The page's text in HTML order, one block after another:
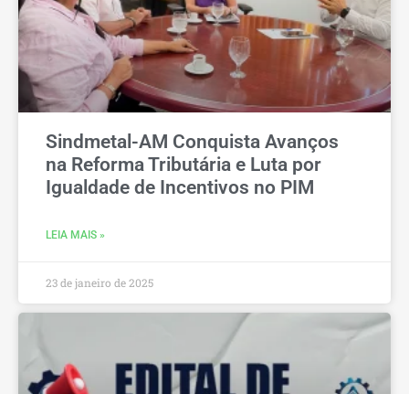
Sindmetal-AM Conquista Avanços
na Reforma Tributária e Luta por
Igualdade de Incentivos no PIM
LEIA MAIS »
23 de janeiro de 2025